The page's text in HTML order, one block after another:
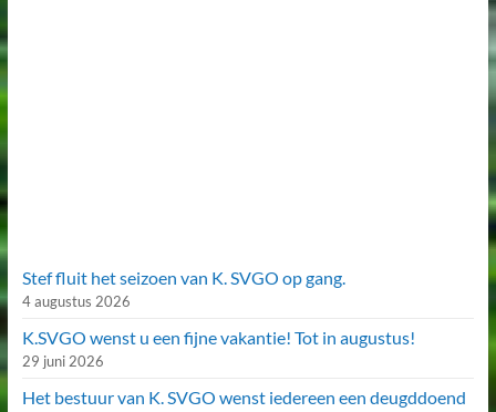
Stef fluit het seizoen van K. SVGO op gang.
4 augustus 2026
K.SVGO wenst u een fijne vakantie! Tot in augustus!
29 juni 2026
Het bestuur van K. SVGO wenst iedereen een deugddoend